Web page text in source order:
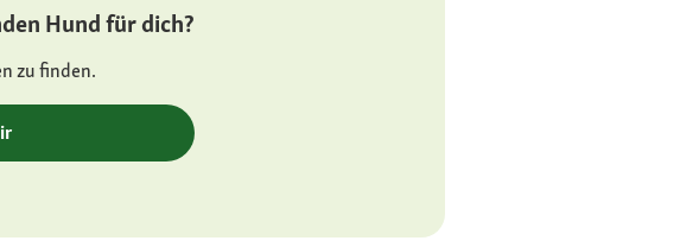
an sich robuste Rasse
Hund für dich?
zu finden.